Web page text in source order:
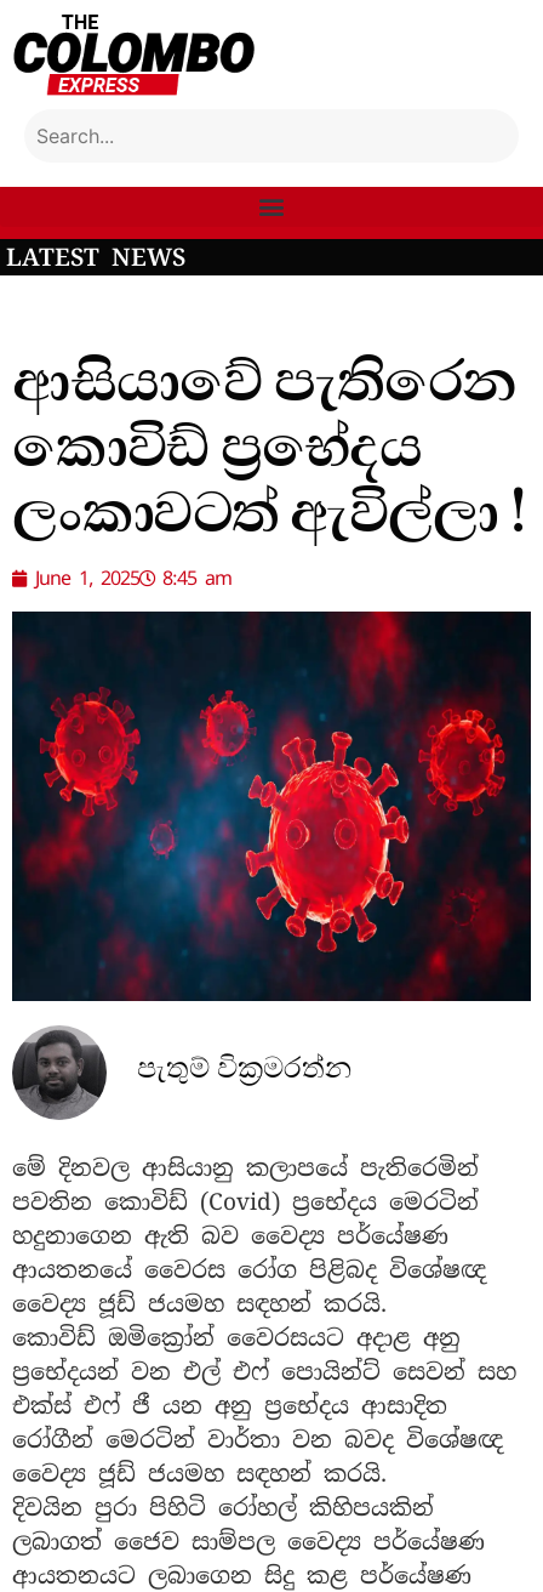
LATEST NEWS
ආසියාවේ පැතිරෙන
කොවිඩ් ප්‍රභේදය
ලංකාවටත් ඇවිල්ලා !
June 1, 2025 8:45 am
පැතුම් වික්‍රමරත්න
මේ දිනවල ආසියානු කලාපයේ පැතිරෙමින්
පවතින කොවිඩ් (Covid) ප්‍රභේදය මෙරටින්
හදුනාගෙන ඇති බව වෛද්‍ය පර්යේෂණ
ආයතනයේ වෛරස රෝග පිළිබද විශේෂඥ
වෛද්‍ය ජූඩ් ජයමහ සඳහන් කරයි.
කොවිඩ් ඔමික්‍රෝන් වෛරසයට අදාළ අනු
ප්‍රභේදයන් වන එල් එෆ් පොයින්ට් සෙවන් සහ
එක්ස් එෆ් ජී යන අනු ප්‍රභේදය ආසාදිත
රෝගීන් මෙරටින් වාර්තා වන බවද විශේෂඥ
වෛද්‍ය ජූඩ් ජයමහ සඳහන් කරයි.
දිවයින පුරා පිහිටි රෝහල් කිහිපයකින්
ලබාගත් ජෛව සාම්පල වෛද්‍ය පර්යේෂණ
ආයතනයට ලබාගෙන සිදු කළ පර්යේෂණ